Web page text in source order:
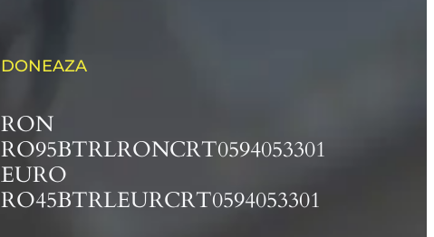
DONEAZA
RON
RO95BTRLRONCRT0594053301
EURO
RO45BTRLEURCRT0594053301